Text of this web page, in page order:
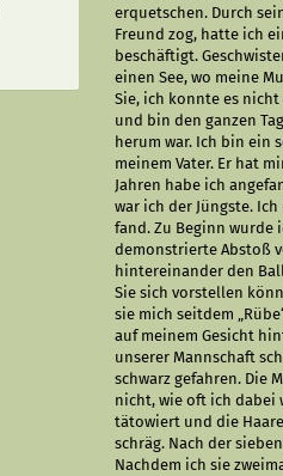
erquetschen. Durch
Freund zog, hatte ich
beschäftigt.
einen See, wo meine
Sie, ich konnte es
und bin den ganzen
herum war. Ich bin ein
meinem Vater. Er hat
Jahren habe ich
war ich der Jüngste.
fand. Zu Beginn wurde
demonstrierte Abstoß
hintereinander den
Sie sich vorstellen
sie mich seitdem
auf meinem Gesicht
unserer Mannschaft
schwarz gefahren. Die
nicht, wie oft ich dabei
tätowiert und die
schräg. Nach der
Nachdem ich sie